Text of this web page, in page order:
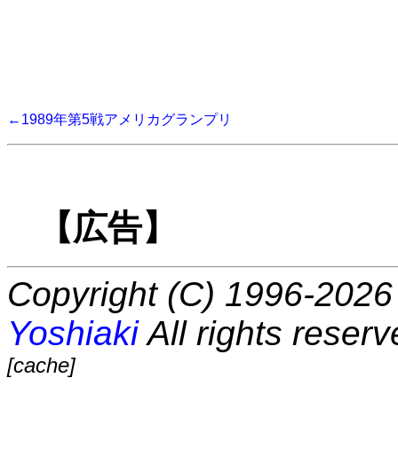
←1989年第5戦アメリカグランプリ
【広告】
Copyright (C) 1996-
YoshiakiAll rights
[cache]